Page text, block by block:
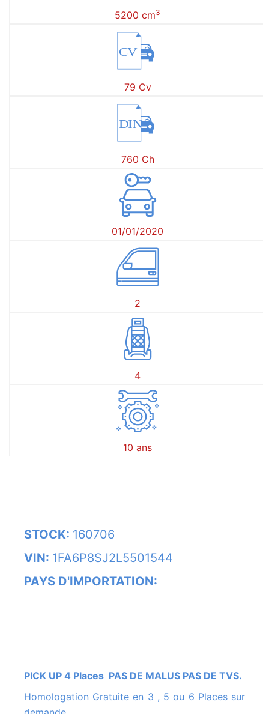
5200 cm3
CV
79 Cv
DIN
760 Ch
01/01/2020
2
4
10 ans
STOCK: 160706
VIN: 1FA6P8SJ2L5501544
PAYS D'IMPORTATION:
PICK UP 4 Places PAS DE MALUS PAS DE TVS.
Homologation Gratuite en 3 , 5 ou 6 Places sur